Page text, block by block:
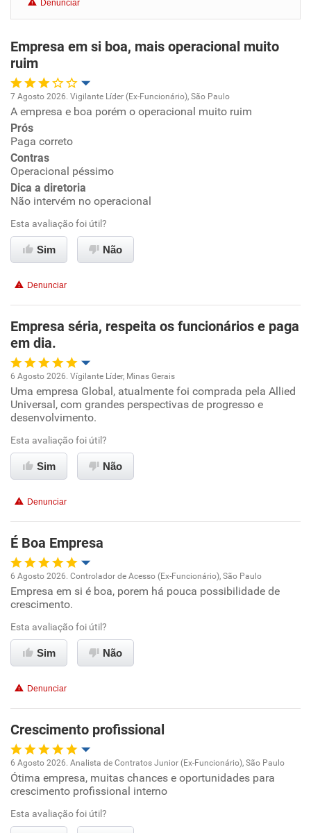
Não recomenda esta empresa
Denunciar
Empresa em si boa, mais operacional muito
ruim
Oportunidade de promoção
Ambiente de trabalho
Conciliação com a vida familiar
Recomenda esta empresa
7 Agosto 2026. Vigilante Líder (Ex-Funcionário), São Paulo
A empresa e boa porém o operacional muito ruim
Prós
Paga correto
Contras
Operacional péssimo
Dica a diretoria
Não intervém no operacional
Esta avaliação foi útil?
Sim Não
Denunciar
Empresa séria, respeita os funcionários e paga
em dia.
Oportunidade de promoção
Conciliação com a vida familiar
6 Agosto 2026. Vígilante Líder, Minas Gerais
Uma empresa Global, atualmente foi comprada pela Allied
Universal, com grandes perspectivas de progresso e
desenvolvimento.
Esta avaliação foi útil?
Sim Não
Denunciar
É Boa Empresa
Oportunidade de promoção
Ambiente de trabalho
Conciliação com a vida familiar
Recomenda esta empresa
Recomenda a diretoria
6 Agosto 2026. Controlador de Acesso (Ex-Funcionário), São Paulo
Empresa em si é boa, porem há pouca possibilidade de
crescimento.
Esta avaliação foi útil?
Sim Não
Denunciar
Crescimento profissional
Oportunidade de promoção
Ambiente de trabalho
6 Agosto 2026. Analista de Contratos Junior (Ex-Funcionário), São Paulo
Ótima empresa, muitas chances e oportunidades para
crescimento profissional interno
Esta avaliação foi útil?